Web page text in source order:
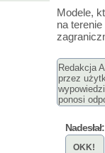
Modele,
na
Redakcja
przez
ponosi
Nadesłał:
OKK!